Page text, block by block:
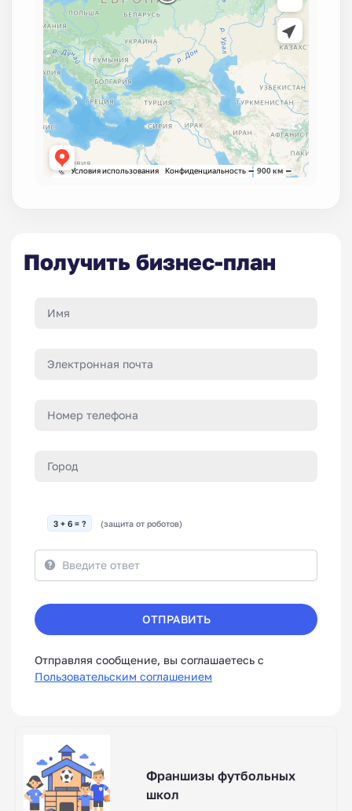
Получить бизнес-план
3 + 6 = ? (защита от роботов)
ОТПРАВИТЬ
Отправляя сообщение, вы соглашаетесь с
Пользовательским соглашением
Франшизы футбольных
школ